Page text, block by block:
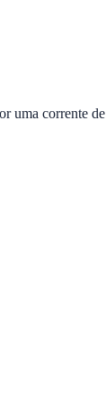
uma corrente de